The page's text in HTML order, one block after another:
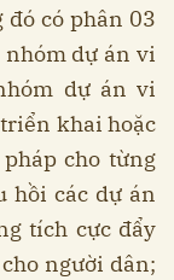
có phân 03
dự án vi
dự án vi
khai hoặc
cho từng
hồi các dự án
tích cực đẩy
người dân;